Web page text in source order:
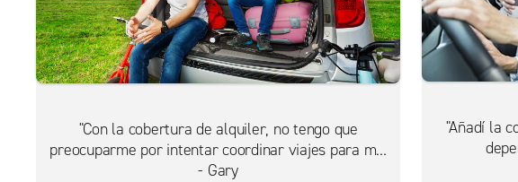
"Con la cobertura de alquiler, no tengo que
preocuparme por intentar coordinar viajes para mis
hijos o perderme de actividades si tenemos un
- Gary
"Añadí la